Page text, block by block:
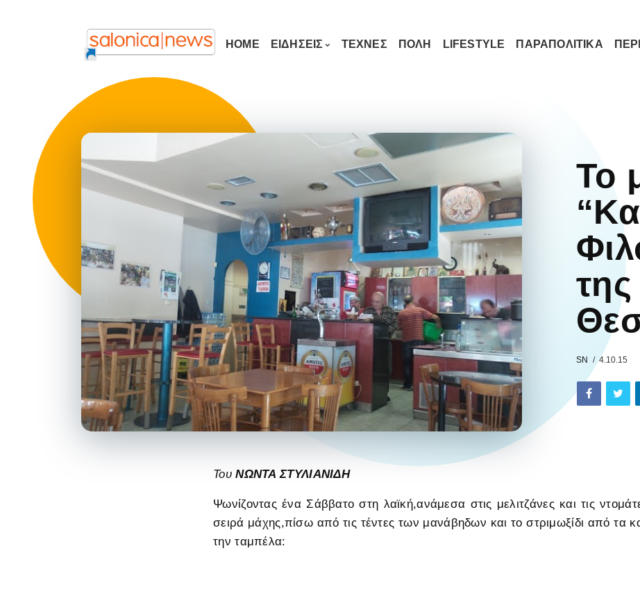
HOME ΕΙΔΗΣΕΙΣ ΤΕΧΝΕΣ ΠΟΛΗ LIFESTYLE ΠΑΡΑΠΟΛΙΤΙΚΑ
Το
της
SN 4.10.15
ΤουΝΩΝΤΑ ΣΤΥΛΙΑΝΙΔΗ
Ψωνίζοντας ένα Σάββατο στη λαϊκή,ανάμεσα στις μελιτζάνες και τις
σειρά μάχης,πίσω από τις τέντες των μανάβηδων και το στριμωξίδι από τα
την ταμπέλα: